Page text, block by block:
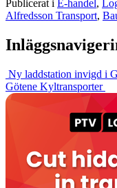
Publicerat i E-handel ,
Alfredsson Transport,
Ny laddstation invigd i
Götene Kyltransporter